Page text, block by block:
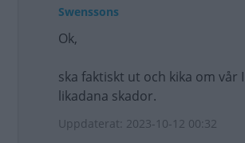
Swenssons
Ok,
ska faktiskt ut och kika om vår
likadana skador.
Uppdaterat: 2023-10-12 00:32